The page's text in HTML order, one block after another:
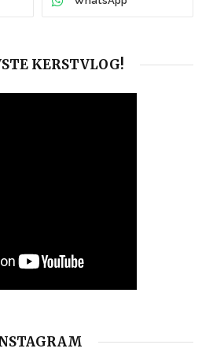
KERSTVLOG!